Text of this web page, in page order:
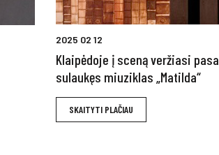
2025 02 12
Klaipėdoje į sceną veržiasi
sulaukęs miuziklas „Matilda“
SKAITYTI PLAČIAU